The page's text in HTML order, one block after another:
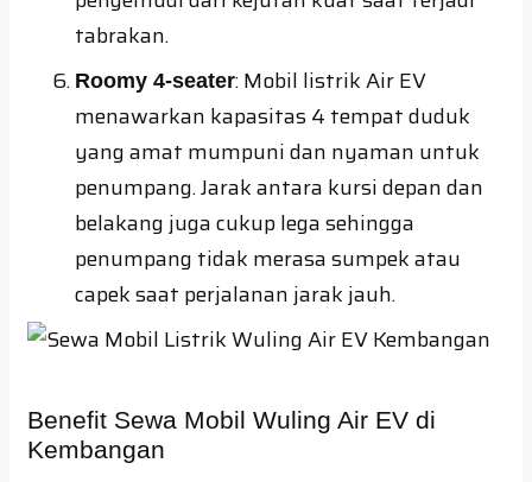
tabrakan.
Roomy 4-seater: Mobil listrik Air EV
menawarkan kapasitas 4 tempat duduk
yang amat mumpuni dan nyaman untuk
penumpang. Jarak antara kursi depan dan
belakang juga cukup lega sehingga
penumpang tidak merasa sumpek atau
capek saat perjalanan jarak jauh.
Benefit Sewa Mobil Wuling Air EV di
Kembangan